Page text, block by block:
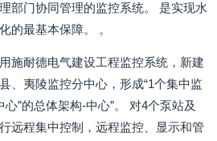
部门协同管理的监控系统。 是实现水
的最基本保障。 。
施耐德电气建设工程监控系统，新建
、夷陵监控分中心，形成“1个集中监
”的总体架构-中心”。 对4个泵站及
远程集中控制，远程监控、显示和管